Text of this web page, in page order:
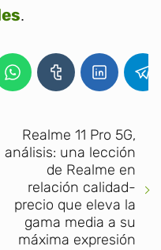
.
Realme 11 Pro 5G,
análisis: una lección
de Realme en
relación calidad-
precio que eleva la
gama media a su
máxima expresión